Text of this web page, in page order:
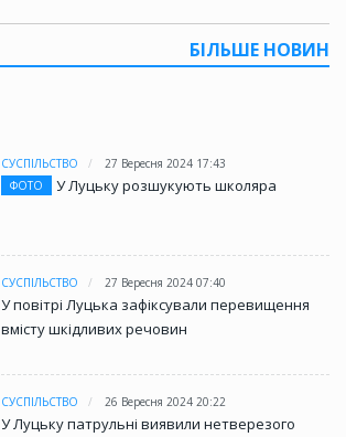
БІЛЬШЕ НОВИН
СУСПІЛЬСТВО
27 Вересня 2024 17:43
ФОТО
У Луцьку розшукують школяра
СУСПІЛЬСТВО 27 Вересня 2024 07:40
У повітрі Луцька зафіксували перевищення
вмісту шкідливих речовин
СУСПІЛЬСТВО 26 Вересня 2024 20:22
У Луцьку патрульні виявили нетверезого